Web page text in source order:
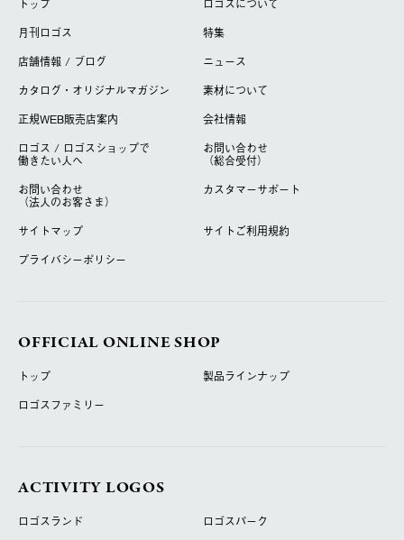
トップ
ロゴスについて
月刊ロゴス
特集
店舗情報 / ブログ
ニュース
カタログ・オリジナルマガジン
素材について
正規WEB販売店案内
会社情報
ロゴス / ロゴスショップで
働きたい人へ
お問い合わせ
（総合受付）
お問い合わせ
（法人のお客さま）
カスタマーサポート
サイトマップ
サイトご利用規約
プライバシーポリシー
OFFICIAL ONLINE SHOP
トップ
製品ラインナップ
ロゴスファミリー
ACTIVITY LOGOS
ロゴスランド
ロゴスパーク